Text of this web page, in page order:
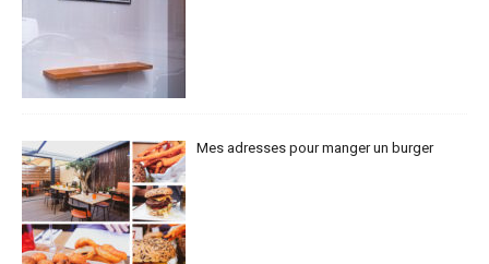
Mes adresses pour manger un burger